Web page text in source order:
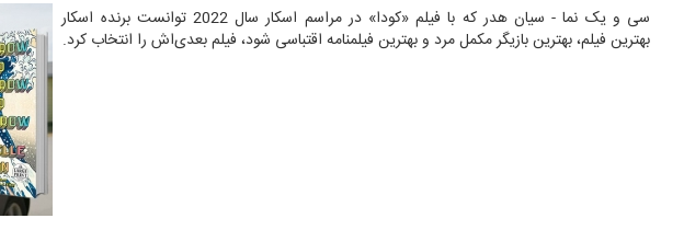
سی و یک نما - سیان هدر که با فیلم «کودا» در مراسم اسکار سال 2022 توانست برنده اسکار
بهترین فیلم، بهترین بازیگر مکمل مرد و بهترین فیلمنامه اقتباسی شود، فیلم بعدی‌اش را انتخاب کرد.